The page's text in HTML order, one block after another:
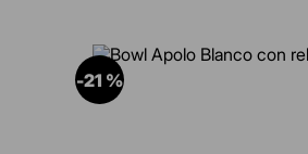
-21 %